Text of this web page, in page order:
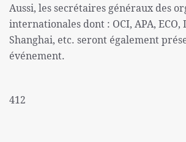
Aussi, les secrétaires généraux des
internationales dont : OCI, APA, ECO,
Shanghai, etc. seront également
événement.
412